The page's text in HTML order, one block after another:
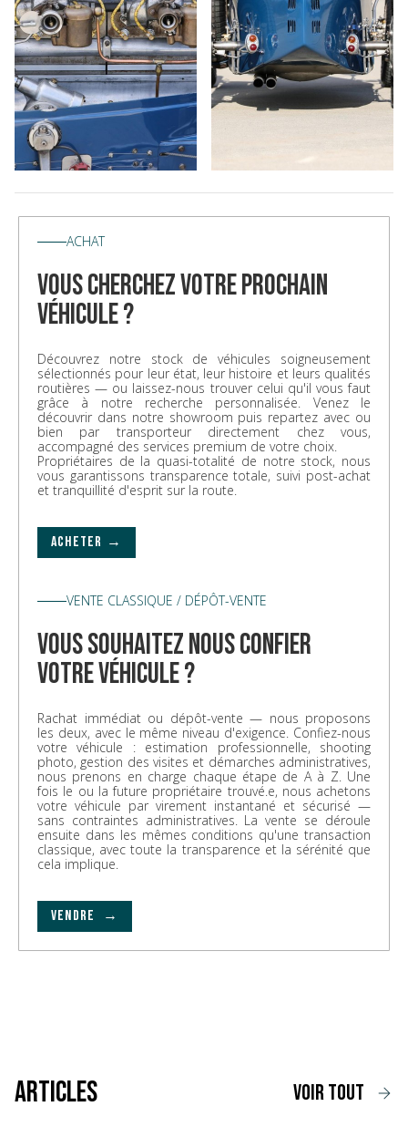
ACHAT
vous cherchez votre prochain
véhicule ?
Découvrez notre stock de véhicules soigneusement
sélectionnés pour leur état, leur histoire et leurs qualités
routières — ou laissez-nous trouver celui qu'il vous faut
grâce à notre recherche personnalisée. Venez le
découvrir dans notre showroom puis repartez avec ou
bien par transporteur directement chez vous,
accompagné des services premium de votre choix.
Propriétaires de la quasi-totalité de notre stock, nous
vous garantissons transparence totale, suivi post-achat
et tranquillité d'esprit sur la route.
ACHETER →
VENTE CLASSIQUE / DÉPÔT-VENTE
vous souhaitez nous confier
votre véhicule ?
Rachat immédiat ou dépôt-vente — nous proposons
les deux, avec le même niveau d'exigence. Confiez-nous
votre véhicule : estimation professionnelle, shooting
photo, gestion des visites et démarches administratives,
nous prenons en charge chaque étape de A à Z. Une
fois le ou la future propriétaire trouvé.e, nous achetons
votre véhicule par virement instantané et sécurisé —
sans contraintes administratives. La vente se déroule
ensuite dans les mêmes conditions qu'une transaction
classique, avec toute la transparence et la sérénité que
cela implique.
VENDRE →
voir tout
Articles